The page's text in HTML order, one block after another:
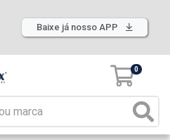
Baixe já nosso APP
0